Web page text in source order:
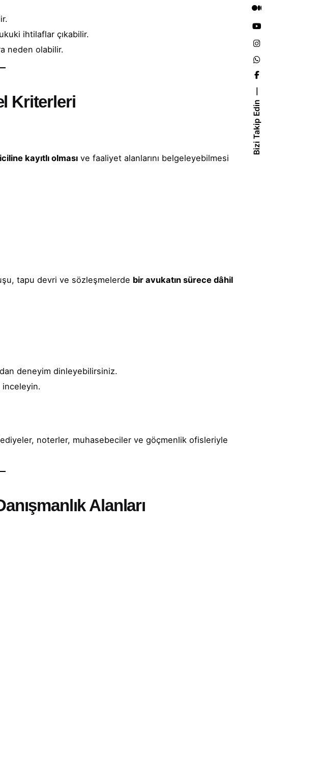
Bizi Takip Edin
ihtilaflar çıkabilir.
neden olabilir.
Kriterleri
kayıtlı olması ve faaliyet alanlarını belgeleyebilmesi
tapu devri ve sözleşmelerde bir avukatın sürece dâhil
deneyim dinleyebilirsiniz.
inceleyin.
noterler, muhasebeciler ve göçmenlik ofisleriyle
Alanları